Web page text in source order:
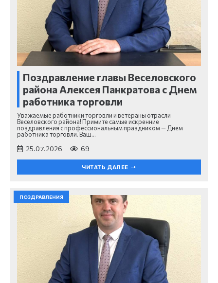
Поздравление главы Веселовского
района Алексея Панкратова с Днем
работника торговли
Уважаемые работники торговли и ветераны отрасли
Веселовского района! Примите самые искренние
поздравления с профессиональным праздником — Днем
работника торговли. Ваш…
25.07.2026 69
ЧИТАТЬ ДАЛЕЕ
ПОЗДРАВЛЕНИЯ